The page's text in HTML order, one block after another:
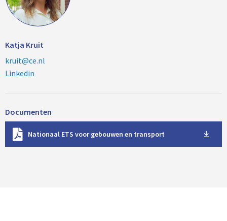
Katja Kruit
kruit@ce.nl
Linkedin
Documenten
Nationaal ETS voor gebouwen en transport
w